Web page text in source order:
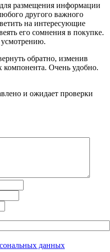
размещения информации
другого важного
на интересующие
его сомнения в покупке.
усмотрению.
обратно, изменив
компонента. Очень удобно.
и ожидает проверки
данных